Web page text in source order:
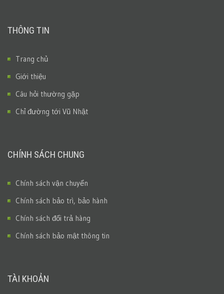
THÔNG TIN
Trang chủ
Giới thiệu
Câu hỏi thường gặp
Chỉ đường tới Vũ Nhật
CHÍNH SÁCH CHUNG
Chính sách vận chuyển
Chính sách bảo trì, bảo hành
Chính sách đổi trả hàng
Chính sách bảo mật thông tin
TÀI KHOẢN